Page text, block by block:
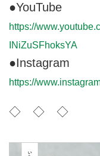
●YouTube
https://
INiZuSFhoksYA
●Instagram
https://
◇ ◇ ◇